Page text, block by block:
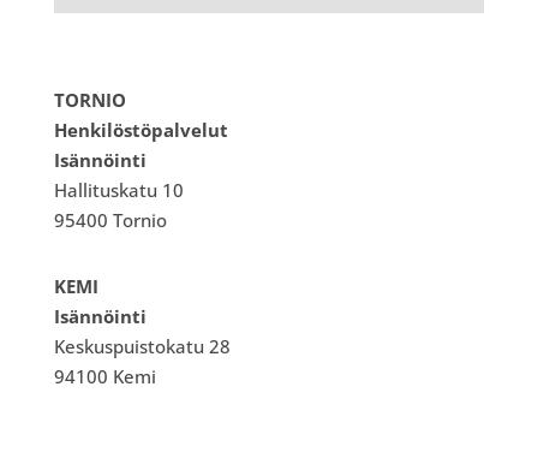
TORNIO
Henkilöstöpalvelut
Isännöinti
Hallituskatu 10
95400 Tornio
KEMI
Isännöinti
Keskuspuistokatu 28
94100 Kemi